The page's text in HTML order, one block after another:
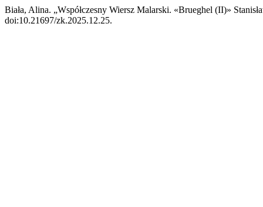
Biała, Alina. „Współczesny Wiersz Malarski. «Brueghel (II)»
doi:10.21697/zk.2025.12.25.